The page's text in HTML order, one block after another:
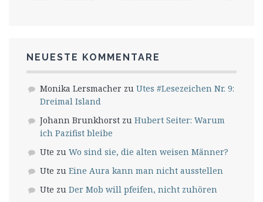
NEUESTE KOMMENTARE
Monika Lersmacher zu Utes #Lesezeichen Nr. 9:
Dreimal Island
Johann Brunkhorst zu Hubert Seiter: Warum
ich Pazifist bleibe
Ute zu Wo sind sie, die alten weisen Männer?
Ute zu Eine Aura kann man nicht ausstellen
Ute zu Der Mob will pfeifen, nicht zuhören